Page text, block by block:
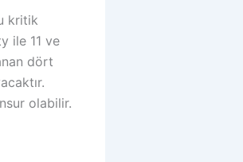
kritik
ile 11 ve
dört
olabilir.